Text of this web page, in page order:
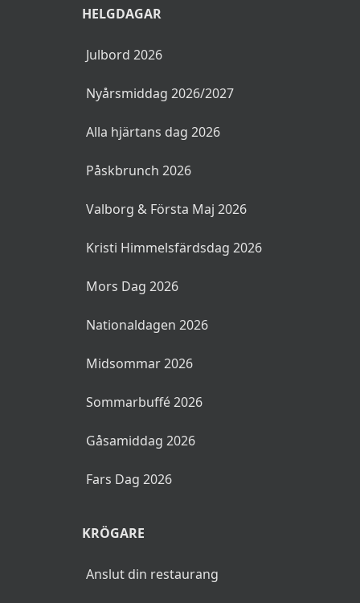
HELGDAGAR
Julbord 2026
Nyårsmiddag 2026/2027
Alla hjärtans dag 2026
Påskbrunch 2026
Valborg & Första Maj 2026
Kristi Himmelsfärdsdag 2026
Mors Dag 2026
Nationaldagen 2026
Midsommar 2026
Sommarbuffé 2026
Gåsamiddag 2026
Fars Dag 2026
KRÖGARE
Anslut din restaurang